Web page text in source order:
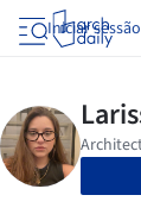
Iniciar sessão